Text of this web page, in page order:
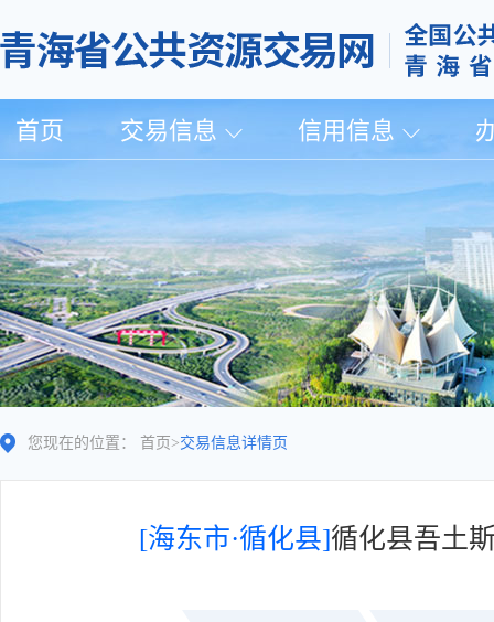
首页 交易信息 信用信息
您现在的位置： 首页 >交易信息详情页
[海东市·循化县]循化县吾土